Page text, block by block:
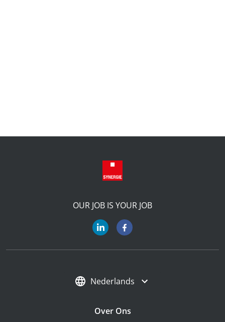
OUR JOB IS YOUR JOB
Nederlands
Over Ons